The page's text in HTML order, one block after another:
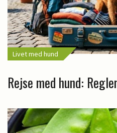
Livet med hund
Rejse med hund: